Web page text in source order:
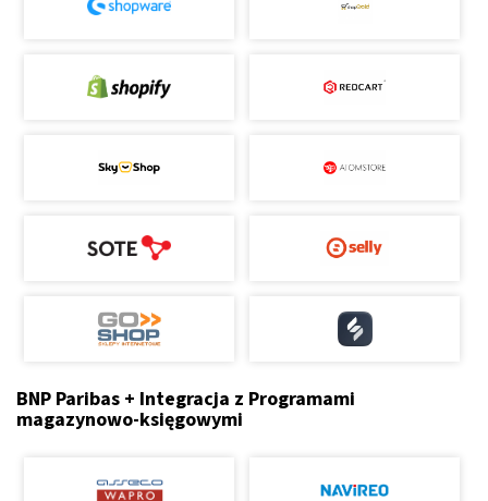
BNP Paribas + Integracja z Programami
magazynowo-księgowymi